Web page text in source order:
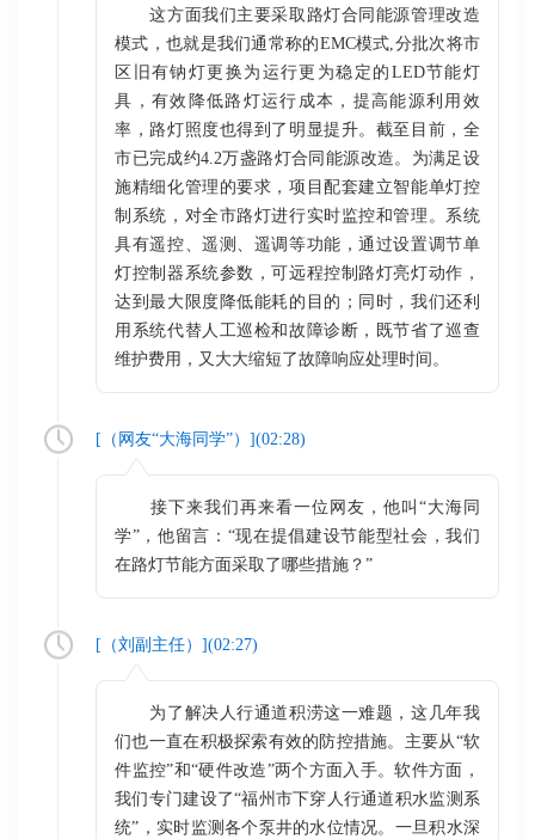
这方面我们主要采取路灯合同能源管理改造
模式，也就是我们通常称的EMC模式,分批次将市
区旧有钠灯更换为运行更为稳定的LED节能灯
具，有效降低路灯运行成本，提高能源利用效
率，路灯照度也得到了明显提升。截至目前，全
市已完成约4.2万盏路灯合同能源改造。为满足设
施精细化管理的要求，项目配套建立智能单灯控
制系统，对全市路灯进行实时监控和管理。系统
具有遥控、遥测、遥调等功能，通过设置调节单
灯控制器系统参数，可远程控制路灯亮灯动作，
达到最大限度降低能耗的目的；同时，我们还利
用系统代替人工巡检和故障诊断，既节省了巡查
维护费用，又大大缩短了故障响应处理时间。
[（ 网友“大海同学”）](02:28)
接下来我们再来看一位网友，他叫“大海同
学”，他留言：“现在提倡建设节能型社会，我们
在路灯节能方面采取了哪些措施？”
[（刘副主任）](02:27)
为了解决人行通道积涝这一难题，这几年我
们也一直在积极探索有效的防控措施。主要从“软
件监控”和“硬件改造”两个方面入手。软件方面，
我们专门建设了“福州市下穿人行通道积水监测系
统”，实时监测各个泵井的水位情况。一旦积水深